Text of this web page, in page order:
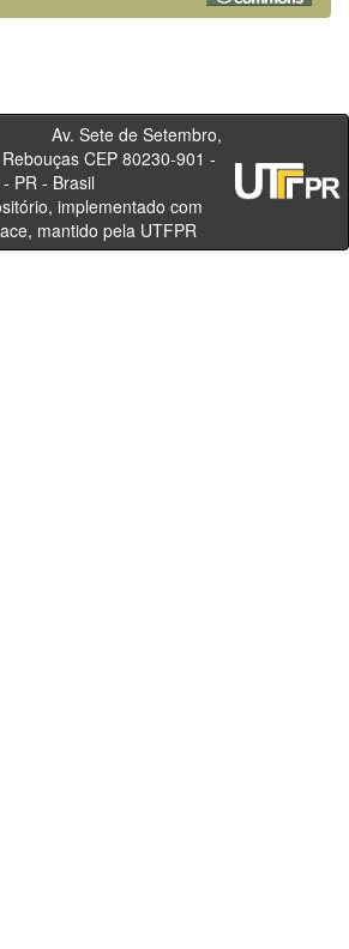
de Setembro,
CEP 80230-901 -
- PR - Brasil
implementado com
mantido pela UTFPR